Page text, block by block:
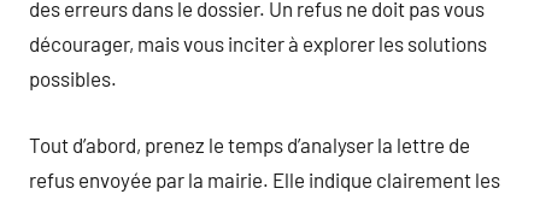
des erreurs dans le dossier. Un refus ne doit pas vous
décourager, mais vous inciter à explorer les solutions
possibles.
Tout d’abord, prenez le temps d’analyser la lettre de
refus envoyée par la mairie. Elle indique clairement les